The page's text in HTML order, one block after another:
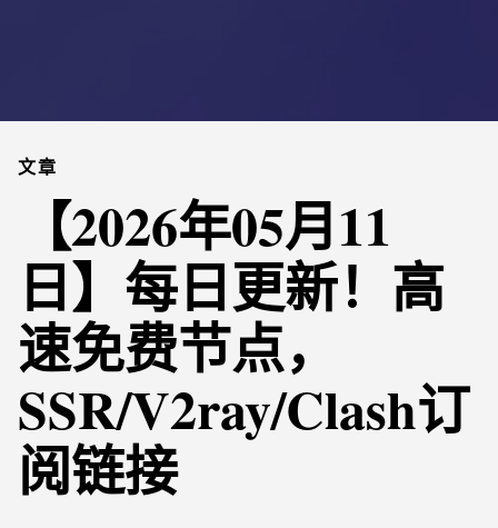
文章
【2026年05月11
日】每日更新！高
速免费节点，
SSR/V2ray/Clash订
阅链接